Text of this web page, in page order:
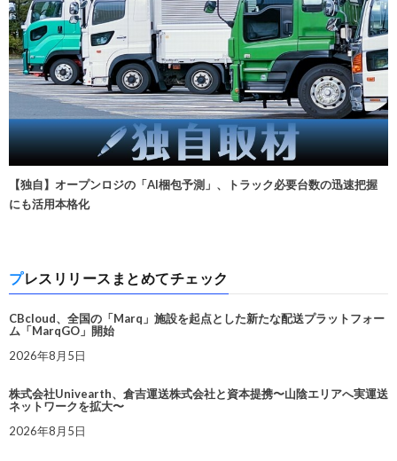
【独自】オープンロジの「AI梱包予測」、トラック必要台数の迅速把握
にも活用本格化
プレスリリースまとめてチェック
CBcloud、全国の「Marq」施設を起点とした新たな配送プラットフォー
ム「MarqGO」開始
2026年8月5日
株式会社Univearth、倉吉運送株式会社と資本提携〜山陰エリアへ実運送
ネットワークを拡大〜
2026年8月5日